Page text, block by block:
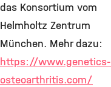
das Konsortium vom
Helmholtz Zentrum
München. Mehr dazu:
https://www.genetics-
osteoarthritis.com/